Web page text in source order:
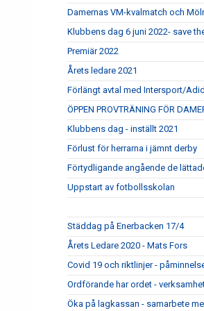
Damernas VM-kvalmatch och
Klubbens dag 6 juni 2022- save
Premiär 2022
Årets ledare 2021
Förlängt avtal med Intersport/
ÖPPEN PROVTRÄNING FÖR
Klubbens dag - inställt 2021
Förlust för herrarna i jämnt derby
Förtydligande angående de
Uppstart av fotbollsskolan
Städdag på Enerbacken 17/4
Årets Ledare 2020 - Mats Fors
Covid 19 och riktlinjer -
Ordförande har ordet -
Öka på lagkassan - samarbete